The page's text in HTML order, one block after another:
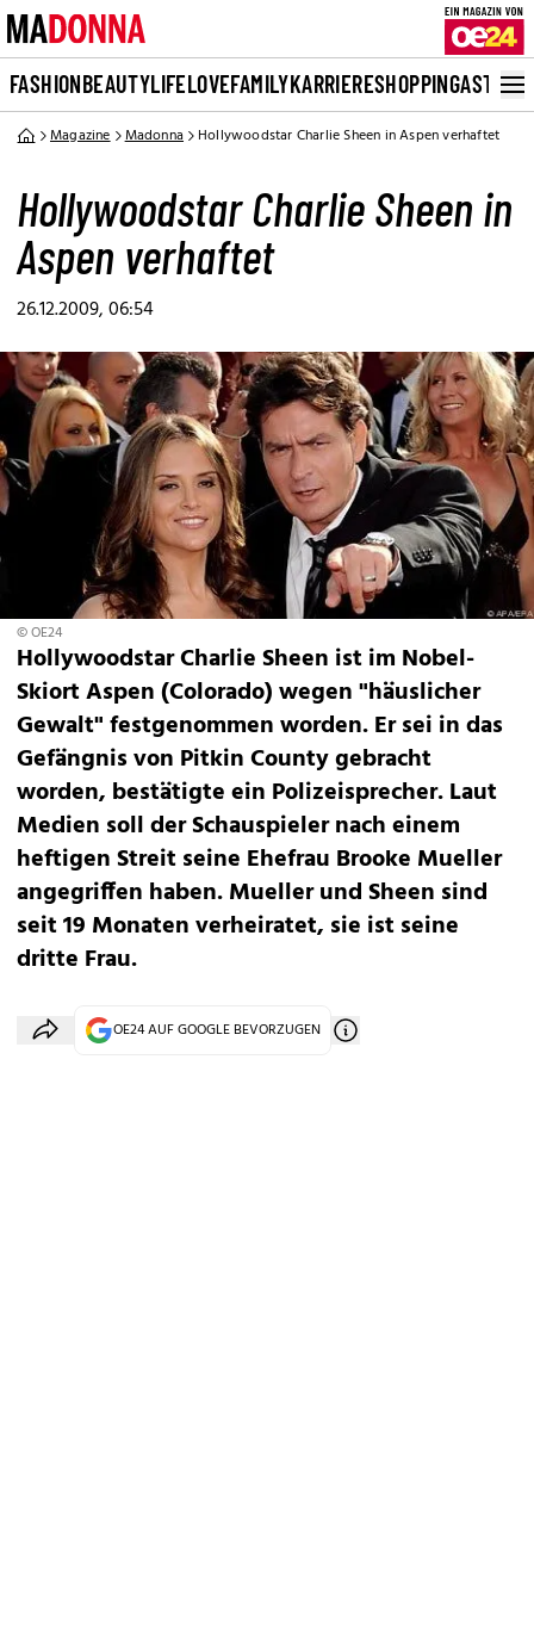
FASHIONBEAUTYLIFELOVEFAMILYKARRIERESHOPPINGASTRO
Magazine Madonna Hollywoodstar Charlie Sheen in Aspen verhaftet
Hollywoodstar Charlie Sheen in
Aspen verhaftet
26.12.2009, 06:54
© OE24
Hollywoodstar Charlie Sheen ist im Nobel-
Skiort Aspen (Colorado) wegen "häuslicher
Gewalt" festgenommen worden. Er sei in das
Gefängnis von Pitkin County gebracht
worden, bestätigte ein Polizeisprecher. Laut
Medien soll der Schauspieler nach einem
heftigen Streit seine Ehefrau Brooke Mueller
angegriffen haben. Mueller und Sheen sind
seit 19 Monaten verheiratet, sie ist seine
dritte Frau.
OE24 AUF GOOGLE BEVORZUGEN